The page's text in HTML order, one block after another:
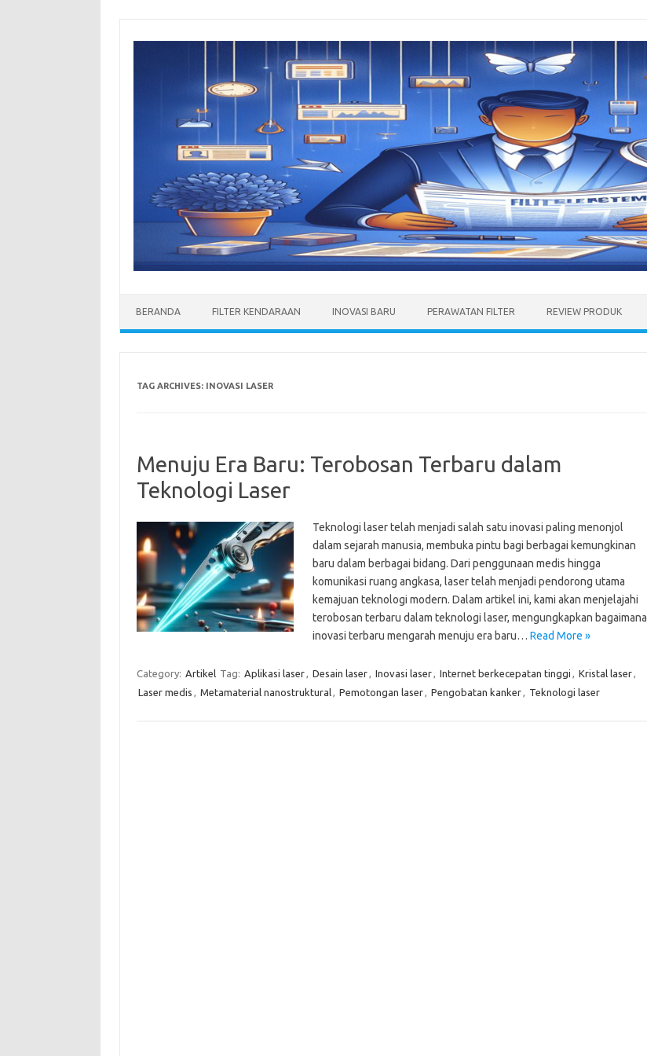
BERANDA FILTER KENDARAAN INOVASI BARU PERAWATAN FILTER REVIEW PRODUK
TAG ARCHIVES: INOVASI LASER
Menuju Era Baru: Terobosan Terbaru dalam
Teknologi Laser
Teknologi laser telah menjadi salah satu inovasi paling menonjol
dalam sejarah manusia, membuka pintu bagi berbagai kemungkinan
baru dalam berbagai bidang. Dari penggunaan medis hingga
komunikasi ruang angkasa, laser telah menjadi pendorong utama
kemajuan teknologi modern. Dalam artikel ini, kami akan menjelajahi
terobosan terbaru dalam teknologi laser, mengungkapkan bagaimana
inovasi terbaru mengarah menuju era baru… Read More »
Category: Artikel Tag: Aplikasi laser, Desain laser, Inovasi laser, Internet berkecepatan tinggi , Kristal laser,
Laser medis , Metamaterial nanostruktural, Pemotongan laser, Pengobatan kanker, Teknologi laser